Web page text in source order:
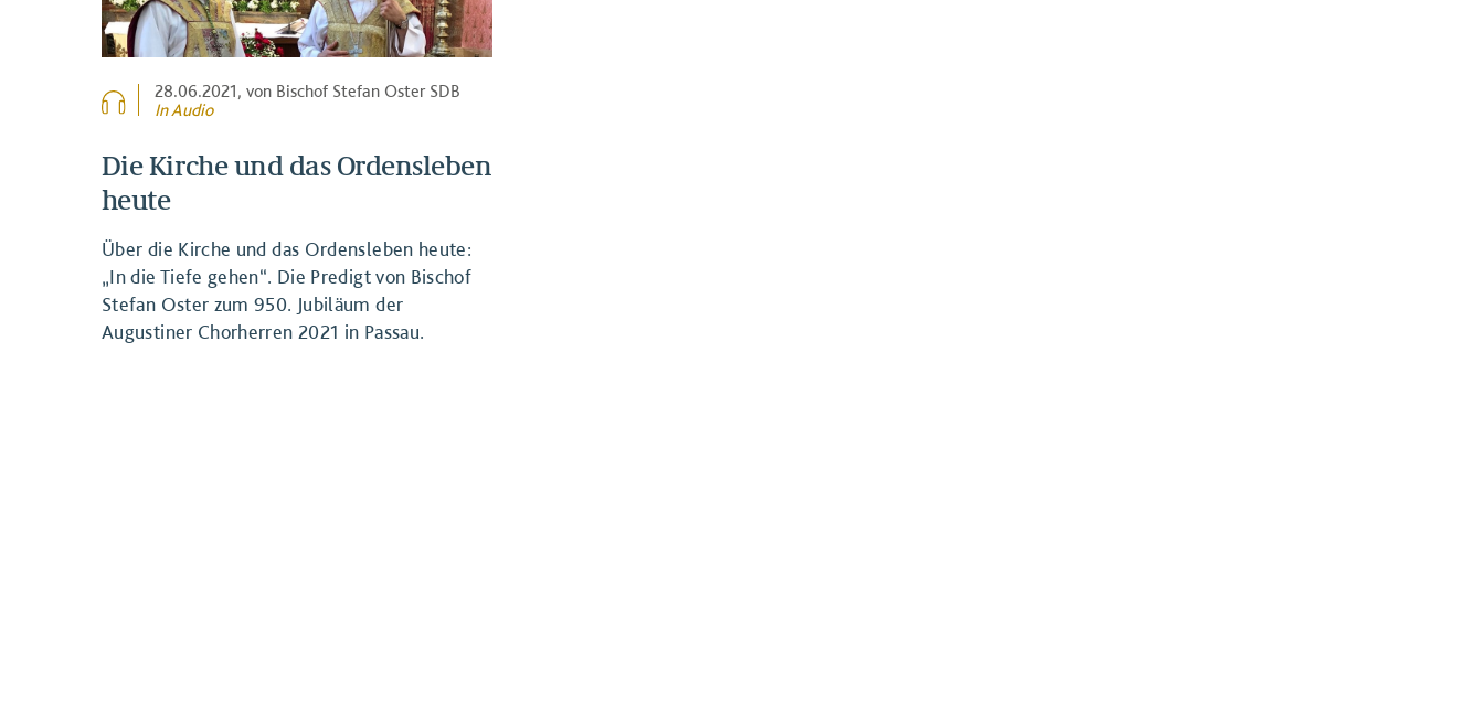
28.06.2021, von Bischof Stefan Oster SDB
In Audio
Die Kirche und das Ordensleben
heute
Über die Kirche und das Ordensleben heute:
„In die Tiefe gehen“. Die Predigt von Bischof
Stefan Oster zum 950. Jubiläum der
Augustiner Chorherren 2021 in Passau.